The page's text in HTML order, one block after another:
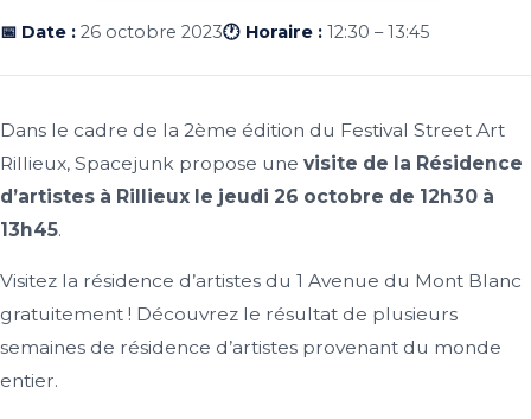
📅 Date : 26 octobre 2023🕐 Horaire : 12:30 – 13:45
Dans le cadre de la 2ème édition du Festival Street Art
Rillieux, Spacejunk propose une visite de la Résidence
d’artistes à Rillieux le jeudi 26 octobre de 12h30 à
13h45.
Visitez la résidence d’artistes du 1 Avenue du Mont Blanc
gratuitement ! Découvrez le résultat de plusieurs
semaines de résidence d’artistes provenant du monde
entier.